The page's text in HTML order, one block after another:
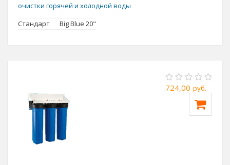
очистки горячей и холодной воды
Стандарт
Big Blue 20"
724,00 руб.